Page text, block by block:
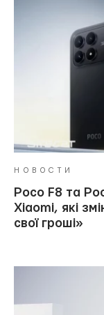
НОВОСТИ
Poco F8 та
Xiaomi, які
свої гроші»